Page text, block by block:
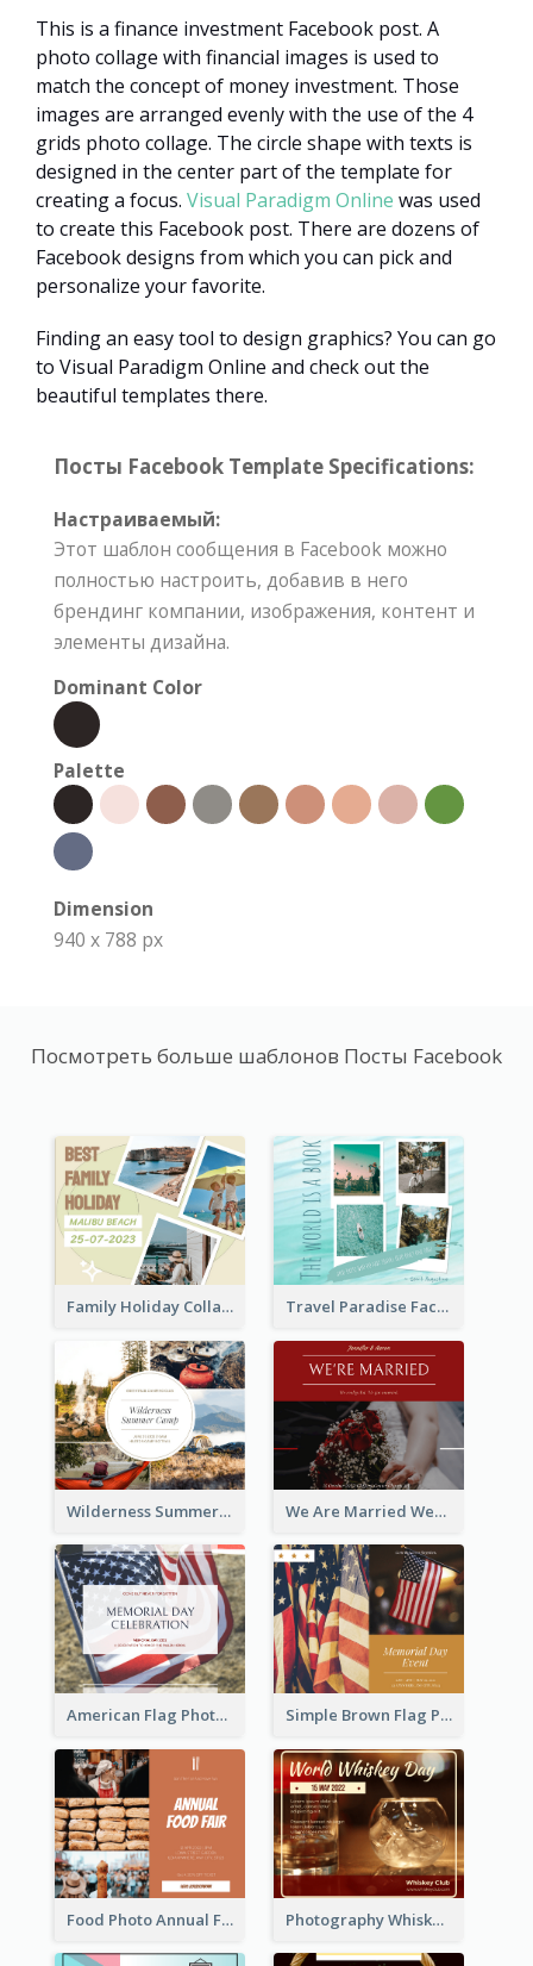
This is a finance investment Facebook post. A
photo collage with financial images is used to
match the concept of money investment. Those
images are arranged evenly with the use of the 4
grids photo collage. The circle shape with texts is
designed in the center part of the template for
creating a focus. Visual Paradigm Online was used
to create this Facebook post. There are dozens of
Facebook designs from which you can pick and
personalize your favorite.
Finding an easy tool to design graphics? You can go
to Visual Paradigm Online and check out the
beautiful templates there.
Посты Facebook Template Specifications:
Настраиваемый:
Этот шаблон сообщения в Facebook можно
полностью настроить, добавив в него
брендинг компании, изображения, контент и
элементы дизайна.
Dominant Color
Palette
Dimension
940 x 788 px
Посмотреть больше шаблонов Посты Facebook
Family Holiday Collage Facebook Post Travel Paradise Facebook Post
Wilderness Summer Camp Facebook Post We Are Married Wedding Facebook Post
American Flag Photo Memorial Day Celebration Facebook Post Simple Brown Flag Photo Memorial Day Facebook Post
Food Photo Annual Food Fair Invitation Facebook Post Photography Whiskey Day Facebook Post With Details